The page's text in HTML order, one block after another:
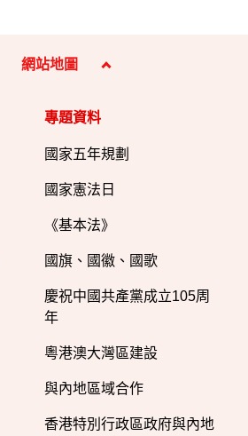
網站地圖
專題資料
國家五年規劃
國家憲法日
《基本法》
國旗、國徽、國歌
慶祝中國共產黨成立105周
年
粵港澳大灣區建設
與內地區域合作
香港特別行政區政府與內地